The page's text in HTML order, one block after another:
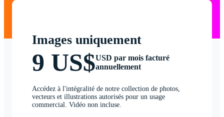
Images uniquement
9 US$USD par mois facturé
annuellement
Accédez à l'intégralité de notre collection de photos,
vecteurs et illustrations autorisés pour un usage
commercial. Vidéo non incluse.